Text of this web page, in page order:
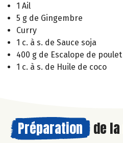
1 Ail
5 g de Gingembre
Curry
1 c. à s. de Sauce soja
400 g de Escalope de poulet
1 c. à s. de Huile de coco
Préparation de la